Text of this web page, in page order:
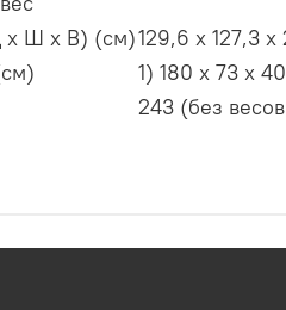
х Ш х В) (см)129,6 х 127,3 х
1) 180 х 73 х
243 (без